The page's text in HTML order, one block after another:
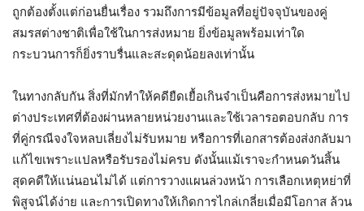
ถูกต้องตั้งแต่ก่อนยื่นเรื่อง รวมถึงการมีข้อมูลที่อยู่ปัจจุบันของคู่
สมรสต่างชาติเพื่อใช้ในการส่งหมาย ยิ่งข้อมูลพร้อมเท่าใด
กระบวนการก็ยิ่งราบรื่นและสะดุดน้อยลงเท่านั้น
ในทางกลับกัน สิ่งที่มักทำให้คดียืดเยื้อเกินจำเป็นคือการส่งหมายไป
ต่างประเทศที่ต้องผ่านหลายหน่วยงานและใช้เวลารอตอบกลับ การ
ที่คู่กรณีจงใจหลบเลี่ยงไม่รับหมาย หรือการที่เอกสารต้องส่งกลับมา
แก้ไขเพราะแปลหรือรับรองไม่ครบ ดังนั้นแม้เราจะกำหนดวันสิ้น
สุดคดีให้แน่นอนไม่ได้ แต่การวางแผนล่วงหน้า การเลือกเหตุหย่าที่
พิสูจน์ได้ง่าย และการเปิดทางให้เกิดการไกล่เกลี่ยเมื่อมีโอกาส ล้วน